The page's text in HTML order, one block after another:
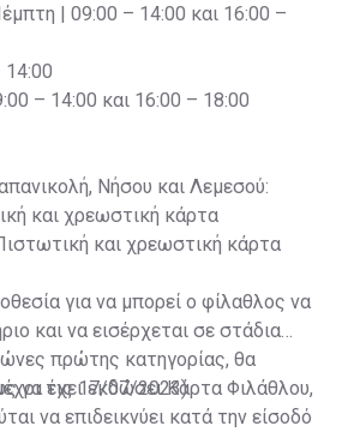
| 09:00 – 14:00 και 16:00 –
14:00
– 14:00 και 16:00 – 18:00
Νήσου και Λεμεσού:
και χρεωστική κάρτα
και χρεωστική κάρτα
για να μπορεί ο φίλαθλος να
και να εισέρχεται σε στάδια
πρώτης κατηγορίας, θα
να έχει εκδώσει Κάρτα Φιλάθλου,
να επιδεικνύει κατά την είσοδό
τις 17/07/2023)